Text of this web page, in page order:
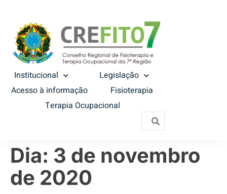
Institucional
Legislação
Acesso à informação
Fisioterapia
Terapia Ocupacional
Dia: 3 de novembro
de 2020